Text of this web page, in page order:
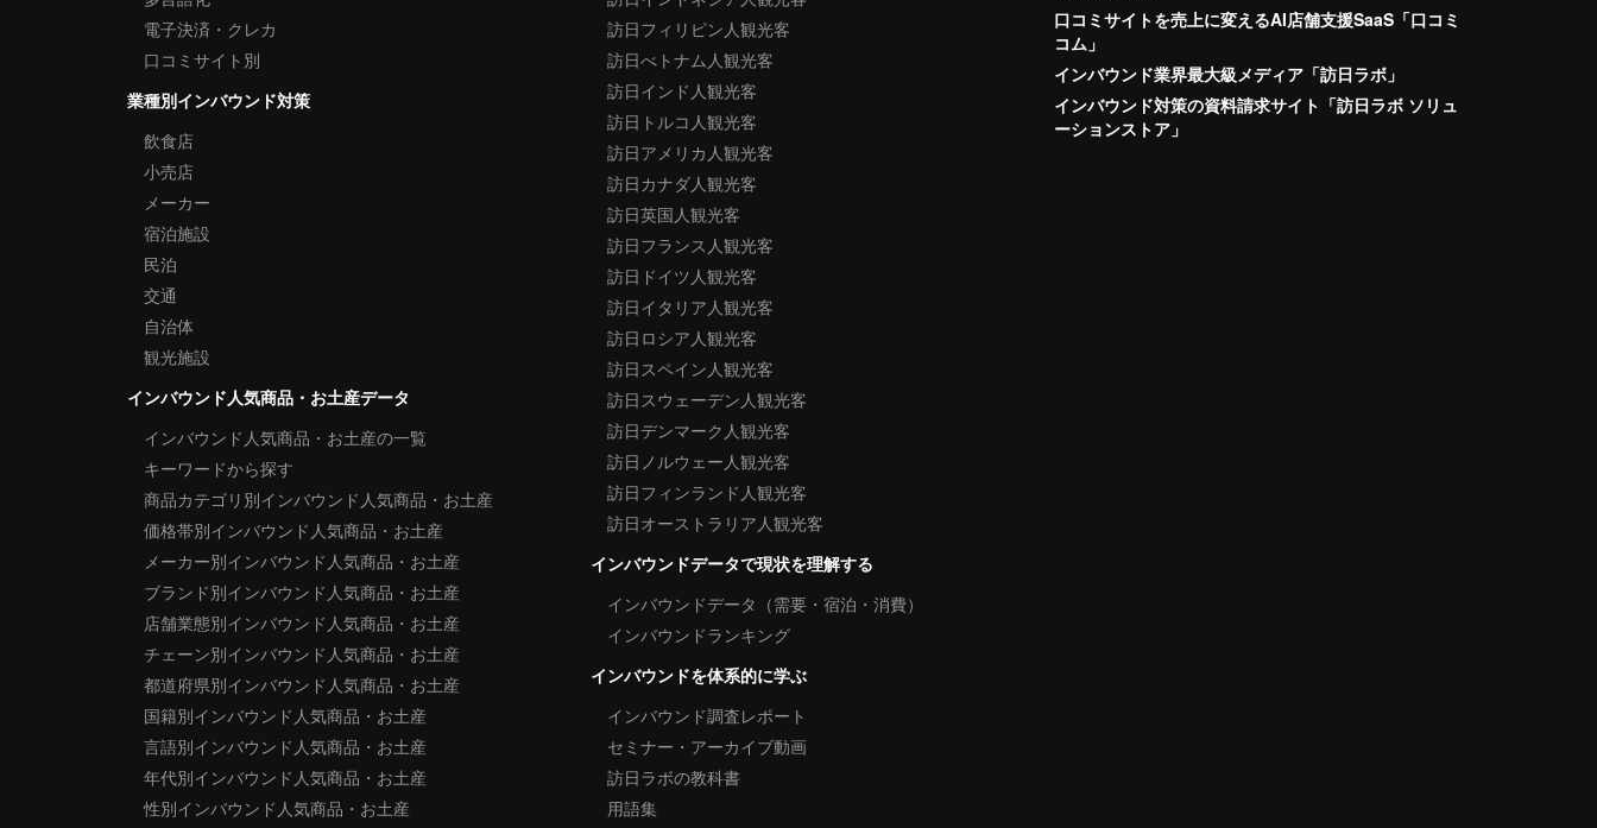
電子決済・クレカ
口コミサイト別
業種別インバウンド対策
飲食店
小売店
メーカー
宿泊施設
民泊
交通
自治体
観光施設
インバウンド人気商品・お土産データ
インバウンド人気商品・お土産の一覧
キーワードから探す
商品カテゴリ別インバウンド人気商品・お土産
価格帯別インバウンド人気商品・お土産
メーカー別インバウンド人気商品・お土産
ブランド別インバウンド人気商品・お土産
店舗業態別インバウンド人気商品・お土産
チェーン別インバウンド人気商品・お土産
都道府県別インバウンド人気商品・お土産
国籍別インバウンド人気商品・お土産
言語別インバウンド人気商品・お土産
年代別インバウンド人気商品・お土産
性別インバウンド人気商品・お土産
訪日フィリピン人観光客
訪日べトナム人観光客
訪日インド人観光客
訪日トルコ人観光客
訪日アメリカ人観光客
訪日カナダ人観光客
訪日英国人観光客
訪日フランス人観光客
訪日ドイツ人観光客
訪日イタリア人観光客
訪日ロシア人観光客
訪日スペイン人観光客
訪日スウェーデン人観光客
訪日デンマーク人観光客
訪日ノルウェー人観光客
訪日フィンランド人観光客
訪日オーストラリア人観光客
インバウンドデータで現状を理解する
インバウンドデータ（需要・宿泊・消費）
インバウンドランキング
インバウンドを体系的に学ぶ
インバウンド調査レポート
セミナー・アーカイブ動画
訪日ラボの教科書
用語集
口コミサイトを売上に変えるAI店舗支援SaaS「口コミ
コム」
インバウンド業界最大級メディア「訪日ラボ」
インバウンド対策の資料請求サイト「訪日ラボ ソリュ
ーションストア」